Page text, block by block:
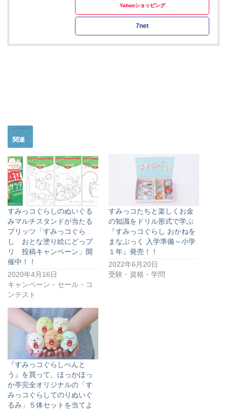
Yahooショッピング
7net
関連
すみっコぐらしのぬいぐる
みマルチスタンドが当たる
プリッツ「すみっコぐら
し おとな塗り絵にどっプ
リ 投稿キャンペーン」開
催中！！
2020年4月16日
キャンペーン・セール・コ
ンテスト
すみっコたちと楽しくお金
の知識をドリル形式で学ぶ
『すみっコぐらし おかねを
まなぶっく 入学準備～小学
１年』発売！！
2022年6月20日
受験・資格・学問
『すみっコぐらしべんと
う』を買って、ほっかほっ
か亭完全オリジナルの「す
みっコぐらしてのりぬいぐ
るみ」５体セットを当てよ